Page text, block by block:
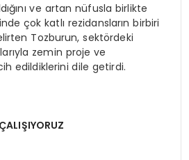
ve artan nüfusla birlikte
çok katlı rezidansların birbiri
Tozburun, sektördeki
zemin proje ve
edildiklerini dile getirdi.